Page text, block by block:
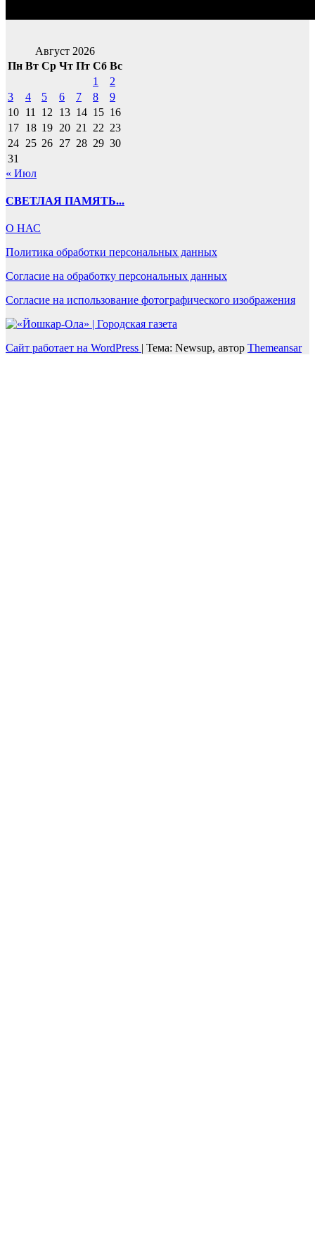
Август 2026
Пн Вт Ср Чт Пт Сб Вс
1
2
3
4 5 6 7 8
9
10 11 12 13 14 15 16
17 18 19 20 21 22 23
24 25 26 27 28 29 30
31
« Июл
СВЕТЛАЯ ПАМЯТЬ...
О НАС
Политика обработки персональных данных
Согласие на обработку персональных данных
Согласие на использование фотографического изображения
Сайт работает на WordPress | Тема: Newsup, автор Themeansar